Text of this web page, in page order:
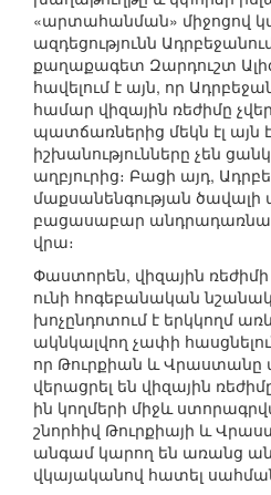
«արտահանման» միջոցով
ազդեցությունն
քաղաքագետ Զարդուշտ
հավելում է այն, որ
համար վիզային ռեժիմը
պատճառներից մեկն էլ այն
իշխանությունները չեն
աղբյուրից։ Բացի այդ,
մաքսանենգության ծավալի
բացասաբար անդրադառնալ
վրա։
Փաստորեն, վիզային ռեժիմի
ունի հոգեբանական
խոչընդոտում է երկկողմ
ակնկալվող չափի
որ Թուրքիան և
վերացրել են վիզային
ին կողմերի միջև
շնորհիվ Թուրքիայի և
անգամ կարող են առանց
վկայականով հատել